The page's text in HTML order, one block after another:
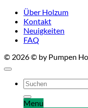
Über Holzum
Kontakt
Neuigkeiten
FAQ
© 2026 © by Pumpen
Suchen
nach:
Menu